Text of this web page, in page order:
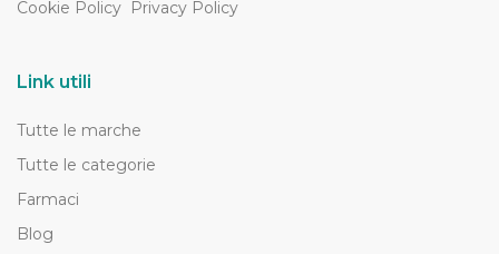
Cookie Policy Privacy Policy
Link utili
Tutte le marche
Tutte le categorie
Farmaci
Blog